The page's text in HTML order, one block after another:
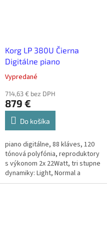
Korg LP 380U Čierna
Digitálne piano
Vypredané
714,63 € bez DPH
879 €
Do košíka
piano digitálne, 88 kláves, 120
tónová polyfónia, reproduktory
s výkonom 2x 22Watt, tri stupne
dynamiky: Light, Normal a
Heavy, funkcia Transpose a Fine